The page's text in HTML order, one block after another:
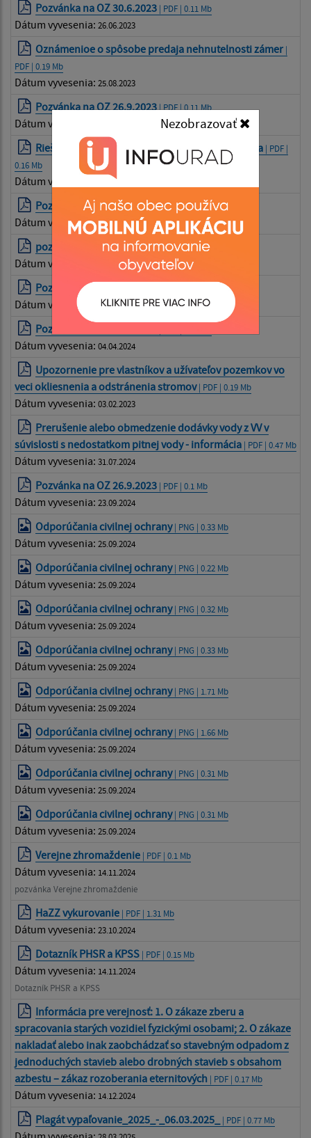
Nezobrazovať
Pozvánka na OZ 30.6.2023 | PDF | 0.11 Mb
Dátum vyvesenia: 26.06.2023
Oznámenioe o spôsobe predaja nehnutelnosti zámer |
PDF | 0.19 Mb
Dátum vyvesenia: 25.08.2023
Pozvánka na OZ 26.9.2023| PDF | 0.11 Mb
Dátum vyvesenia:
Riešenie migračných výziev v obci Muránska Huta | PDF |
0.16 Mb
Dátum vyvesenia: 02.11.2023
Pozvánka na OZ 14.12.2023| PDF | 0.13 Mb
Dátum vyvesenia:11.12.2023
pozvánka zastupiteľstvo 29.12 2023| PDF | 0.13 Mb
Dátum vyvesenia: 26.12.2023
Pozvánka na OZ 28.3.2024
Dátum vyvesenia: 22.03.2024
Pozvánka na OZ 12.4.2024
Dátum vyvesenia: 04.04.2024
Upozornenie pre vlastníkov a užívateľov pozemkov vo
veci okliesnenia a odstránenia stromov| PDF | 0.19 Mb
Dátum vyvesenia: 03.02.2023
Prerušenie alebo obmedzenie dodávky vody z VV v
súvislosti s nedostatkom pitnej vody - informácia | PDF | 0.47 Mb
Dátum vyvesenia: 31.07.2024
Pozvánka na OZ 26.9.2023 | PDF | 0.1 Mb
Dátum vyvesenia: 23.09.2024
Odporúčania civilnej ochrany| PNG | 0.33 Mb
Dátum vyvesenia: 25.09.2024
Odporúčania civilnej ochrany| PNG | 0.22 Mb
Dátum vyvesenia: 25.09.2024
Odporúčania civilnej ochrany| PNG | 0.32 Mb
Dátum vyvesenia: 25.09.2024
Odporúčania civilnej ochrany| PNG | 0.33 Mb
Dátum vyvesenia: 25.09.2024
Odporúčania civilnej ochrany| PNG | 1.71 Mb
Dátum vyvesenia: 25.09.2024
Odporúčania civilnej ochrany| PNG | 1.66 Mb
Dátum vyvesenia: 25.09.2024
Odporúčania civilnej ochrany| PNG | 0.31 Mb
Dátum vyvesenia: 25.09.2024
Odporúčania civilnej ochrany| PNG | 0.31 Mb
Dátum vyvesenia: 25.09.2024
Verejne zhromaždenie | PDF | 0.1 Mb
Dátum vyvesenia: 14.11.2024
pozvánka Verejne zhromaždenie
HaZZ vykurovanie | PDF | 1.31 Mb
Dátum vyvesenia: 23.10.2024
Dotazník PHSR a KPSS | PDF | 0.15 Mb
Dátum vyvesenia: 14.11.2024
Dotazník PHSR a KPSS
Informácia pre verejnosť: 1. O zákaze zberu a
spracovania starých vozidiel fyzickými osobami; 2. O zákaze
nakladať alebo inak zaobchádzať so stavebným odpadom z
jednoduchých stavieb alebo drobných stavieb s obsahom
azbestu – zákaz rozoberania eternitových | PDF | 0.17 Mb
Dátum vyvesenia: 14.12.2024
Plagát vypaľovanie_2025_-_06.03.2025_ | PDF | 0.77 Mb